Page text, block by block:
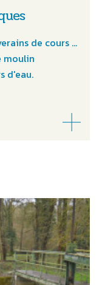
de cours d'eau
moulin
d'eau.